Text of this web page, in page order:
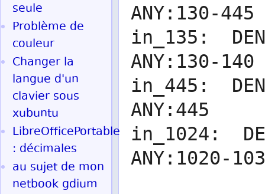
ANY:130-445
in_135:
ANY:130-140
in_445:
ANY:445
in_1024:
ANY:1020-
seule
Problème de
couleur
Changer la
langue d'un
clavier sous
xubuntu
LibreOfficePortable
: décimales
au sujet de mon
netbook gdium